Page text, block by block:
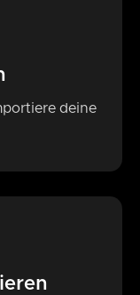
deine